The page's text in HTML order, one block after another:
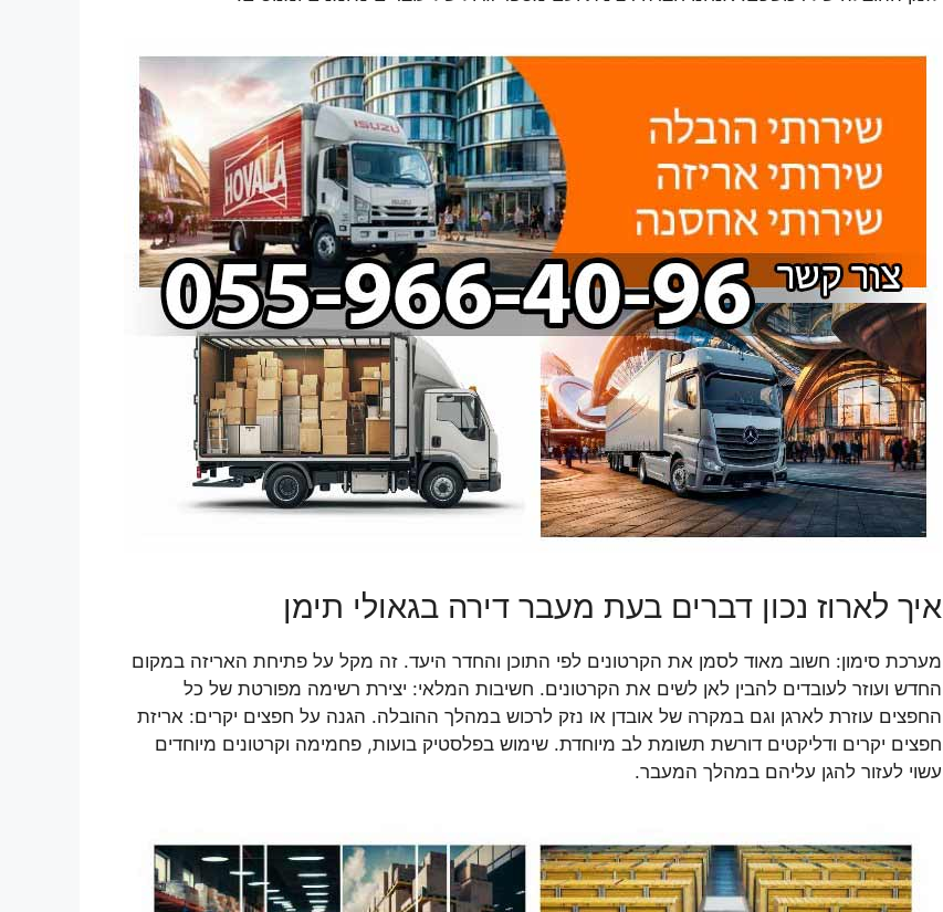
איך לארוז נכון דברים בעת מעבר דירה בגאולי תימן
מערכת סימון: חשוב מאוד לסמן את הקרטונים לפי התוכן והחדר היעד. זה מקל על פתיחת האריזה במקום
החדש ועוזר לעובדים להבין לאן לשים את הקרטונים. חשיבות המלאי: יצירת רשימה מפורטת של כל
החפצים עוזרת לארגן וגם במקרה של אובדן או נזק לרכוש במהלך ההובלה. הגנה על חפצים יקרים: אריזת
חפצים יקרים ודליקטים דורשת תשומת לב מיוחדת. שימוש בפלסטיק בועות, פחמימה וקרטונים מיוחדים
עשוי לעזור להגן עליהם במהלך המעבר.